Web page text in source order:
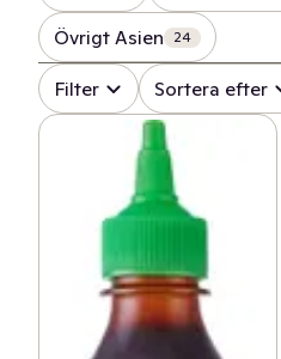
Övrigt Asien 24
Filter Sortera efter